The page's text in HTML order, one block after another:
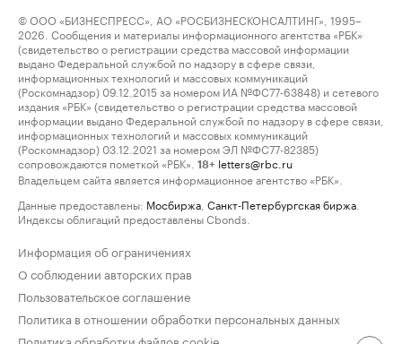
© ООО «БИЗНЕСПРЕСС», АО «РОСБИЗНЕСКОНСАЛТИНГ», 1995–
2026. Сообщения и материалы информационного агентства «РБК»
(свидетельство о регистрации средства массовой информации
выдано Федеральной службой по надзору в сфере связи,
информационных технологий и массовых коммуникаций
(Роскомнадзор) 09.12.2015 за номером ИА №ФС77-63848) и сетевого
издания «РБК» (свидетельство о регистрации средства массовой
информации выдано Федеральной службой по надзору в сфере связи,
информационных технологий и массовых коммуникаций
(Роскомнадзор) 03.12.2021 за номером ЭЛ №ФС77-82385)
сопровождаются пометкой «РБК».
18+ letters@rbc.ru
Владельцем сайта является информационное агентство «РБК».
Данные предоставлены: Мосбиржа Санкт-Петербургская биржа
Индексы облигаций предоставлены Cbonds.
Информация об ограничениях
О соблюдении авторских прав
Пользовательское соглашение
Политика в отношении обработки персональных данных